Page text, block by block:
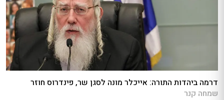
דרמה ביהדות התורה: אייכלר מונה לסגן שר, פינדרוס חוזר
שמחה קנר